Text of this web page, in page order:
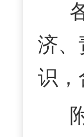
济、
识，